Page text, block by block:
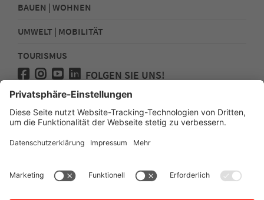
BAUEN | WOHNEN
UMWELT | MOBILITÄT
TOURISMUS
FOLGEN SIE UNS!
Presse
Kontakt
Impressum
Sitemap